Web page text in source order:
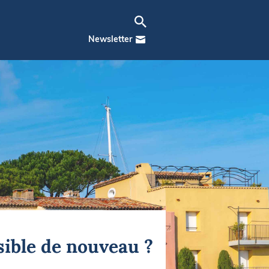
Newsletter
de nouveau ?